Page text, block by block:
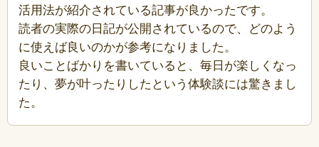
活用法が紹介されている記事が良かったです。
読者の実際の日記が公開されているので、どのよう
に使えば良いのかが参考になりました。
良いことばかりを書いていると、毎日が楽しくなっ
たり、夢が叶ったりしたという体験談には驚きまし
た。